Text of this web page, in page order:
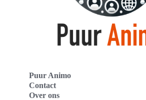
Puur Animo
Contact
Over ons